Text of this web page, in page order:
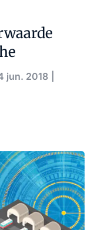
jun. 2018